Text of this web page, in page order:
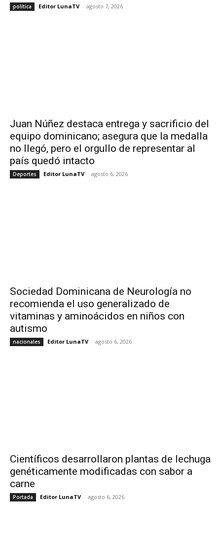
política Editor LunaTV - agosto 7, 2026
Juan Núñez destaca entrega y sacrificio del
equipo dominicano; asegura que la medalla
no llegó, pero el orgullo de representar al
país quedó intacto
Deportes Editor LunaTV - agosto 6, 2026
Sociedad Dominicana de Neurología no
recomienda el uso generalizado de
vitaminas y aminoácidos en niños con
autismo
nacionales Editor LunaTV - agosto 6, 2026
Científicos desarrollaron plantas de lechuga
genéticamente modificadas con sabor a
carne
Portada Editor LunaTV - agosto 6, 2026